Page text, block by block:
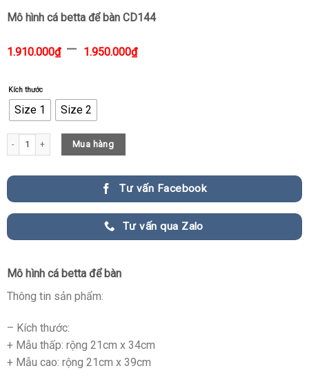
Mô hình cá betta để bàn CD144
1.910.000₫– 1.950.000₫
Kích thước
Size 1 Size 2
Mô hình cá betta để bàn CD144 quantity
Mua hàng
Tư vấn Facebook
Tư vấn qua Zalo
Mô hình cá betta để bàn
Thông tin sản phẩm:
– Kích thước:
+ Mẫu thấp: rộng 21cm x 34cm
+ Mẫu cao: rộng 21cm x 39cm